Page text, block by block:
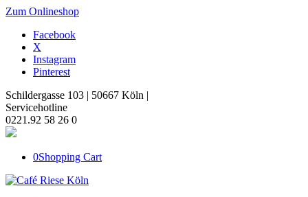
Zum Onlineshop
Facebook
X
Instagram
Pinterest
Schildergasse 103 | 50667 Köln |
Servicehotline
0221.92 58 26 0
0Shopping Cart